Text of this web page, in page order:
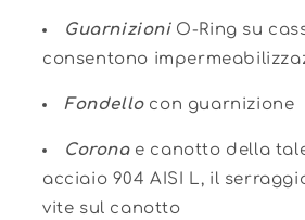
Guarnizioni O-Ring su
consentono
Fondello con guarnizione
Corona e canotto della
acciaio 904 AISI L, il
vite sul canotto